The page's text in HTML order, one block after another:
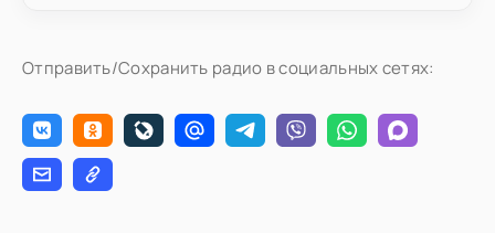
Отправить/Сохранить радио в социальных сетях: